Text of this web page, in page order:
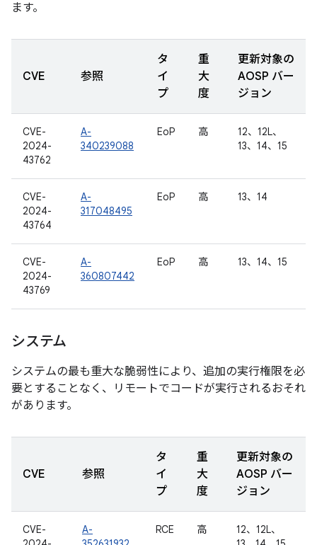
ます。
CVE 参照
タ
イ
プ
重
大
度
更新対象の
AOSP バー
ジョン
CVE-
2024-
43762
A-
340239088
EoP 高
12、12L、
13、14、15
CVE-
2024-
43764
A-
317048495
EoP 高 13、14
CVE-
2024-
43769
A-
360807442
EoP 高 13、14、15
システム
システムの最も重大な脆弱性により、追加の実行権限を必
要とすることなく、リモートでコードが実行されるおそれ
があります。
CVE 参照
タ
イ
プ
重
大
度
更新対象の
AOSP バー
ジョン
CVE-
A-
RCE 高
12、12L、